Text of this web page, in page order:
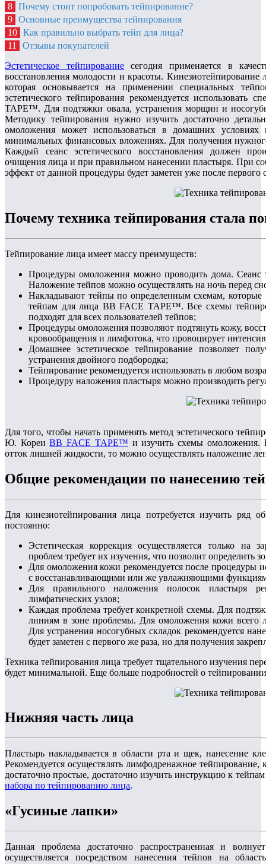
8 Почему стоит попробовать тейпирование?
9 Основные преимущества тейпирования
10 Как правильно выбрать тейп для лица?
11
Отзывы покупателей
Эстетическое тейпированиесегодня применяется в
восстановления молодости и красоты. Кинезиотейпирование
которая основывается на применении специальных
эстетического тейпирования рекомендуется
TAPE™. Для подтяжки овала, устранения морщин и
Методику тейпирования нужно изучить достаточно
омоложения может использоваться в домашних условиях
минимальных финансовых вложениях. Для получения
Каждый сеанс эстетического восстановления должен
очищения лица и при правильном нанесении пластыря. При
эффект от данной процедуры будет заметен уже после первого
Почему техника тейпирования стала
Тейпирование лица имеет массу преимуществ:
Процедуры омоложения можно проводить дома. Сеанс
Наложение тейпов можно осуществлять на ночь перед
Накладывают тейпы по определенным схемам,
тейпам для лица BB FACE TAPE™. Все схемы
подходят для всех пользователей тейпов;
Процедуры омоложения позволяют подтянуть кожу,
кровообращения и лимфотока, что провоцирует
Домашнее эстетическое тейпирование позволяет
устранения двойного подбородка;
Тейпирование рекомендуется использовать в любом
Процедуру наложения пластыря можно производить
Для того, чтобы начать применять метод эстетического
Ю. КореиBB FACE TAPE™ и изучить схемы омоложения.
отток лишней жидкости, то можно осуществлять наложение
Общие рекомендации по нанесению
Для кинезиотейпирования лица потребуется изучить ряд
постоянно:
Эстетическая коррекция осуществляется только на
проблем требует их изучения, что позволит определить
Для омоложения кожи рекомендуется после процедуры
с восстанавливающими или же увлажняющими
Для правильного наложения полосок пластыря
лимфатических узлов;
Каждая проблема требует конкретной схемы. Для
линиям в зоне проблемы. Для омоложения кожи всего
Для устранения носогубных складок рекомендуется
будет заметен с первого же раза, но для получения
Техника тейпирования лица требует тщательного изучения
будет минимальной. Еще больше подробностей о
Нижняя часть лица
Пластырь накладывается в области рта и щек, нанесение
Рекомендуется осуществлять лимфодренажное
достаточно простые, достаточно изучить инструкцию к
набора по тейпированию лица.
«Гусиные лапки»
Данная проблема достаточно распространенная и
осуществляется посредством нанесения тейпов на